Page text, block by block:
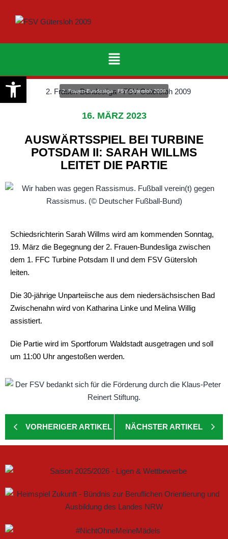
2. Frauen-Bundesliga - FSV Gütersloh 2009
16. MÄRZ 2023
AUSWÄRTSSPIEL BEI TURBINE
POTSDAM II: SARAH WILLMS
LEITET DIE PARTIE
Schiedsrichterin Sarah Willms wird am kommenden Sonntag,
19. März die Begegnung der 2. Frauen-Bundesliga zwischen
dem 1. FFC Turbine Potsdam II und dem FSV Gütersloh
leiten.
Die 30-jährige Unparteiische aus dem niedersächsischen Bad
Zwischenahn wird von Katharina Linke und Melina Willig
assistiert.
Die Partie wird im Sportforum Waldstadt ausgetragen und soll
um 11:00 Uhr angestoßen werden.
VORHERIGER ARTIKEL NÄCHSTER ARTIKEL
Werkzeugleiste öffnen